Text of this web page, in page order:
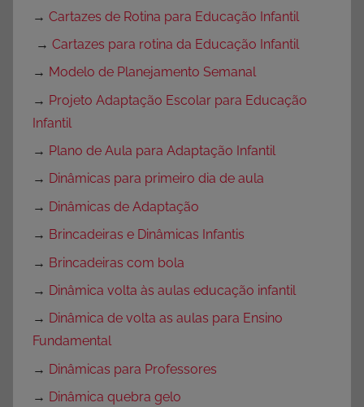
→ Cartazes de Rotina para Educação Infantil
→ Cartazes para rotina da Educação Infantil
→ Modelo de Planejamento Semanal
→ Projeto Adaptação Escolar para Educação
Infantil
→ Plano de Aula para Adaptação Infantil
→ Dinâmicas para primeiro dia de aula
→ Dinâmicas de Adaptação
→ Brincadeiras e Dinâmicas Infantis
→ Brincadeiras com bola
→ Dinâmica volta às aulas educação infantil
→ Dinâmica de volta as aulas para Ensino
Fundamental
→ Dinâmicas para Professores
→ Dinâmica quebra gelo